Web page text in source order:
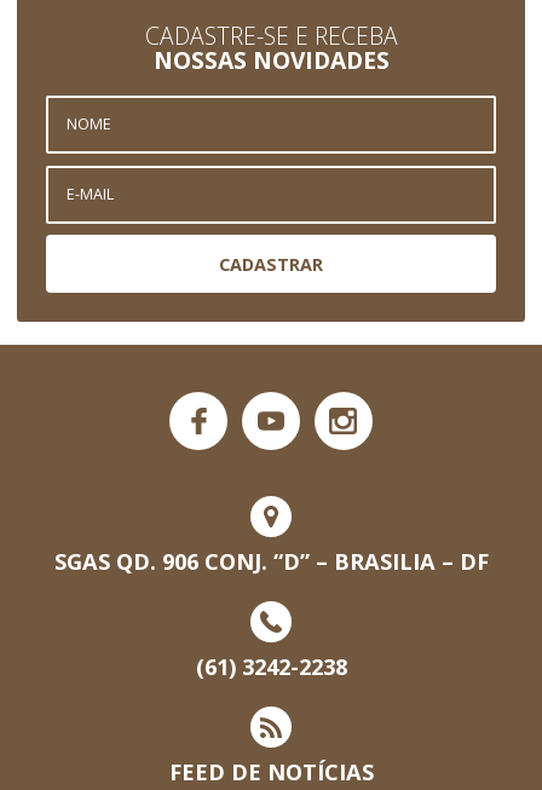
CADASTRE-SE E RECEBA
NOSSAS NOVIDADES
CADASTRAR
SGAS QD. 906 CONJ. “D” – BRASILIA – DF
(61) 3242-2238
FEED DE NOTÍCIAS